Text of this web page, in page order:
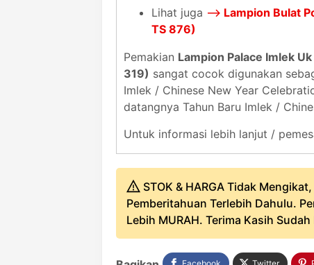
Lihat juga --> Lampion Bulat
TS 876)
Pemakian Lampion Palace Imlek
319) sangat cocok digunakan
Imlek / Chinese New Year
datangnya Tahun Baru Imlek /
Untuk informasi lebih lanjut /
STOK & HARGA Tidak
Pemberitahuan Terlebih Dahulu.
Lebih MURAH. Terima Kasih